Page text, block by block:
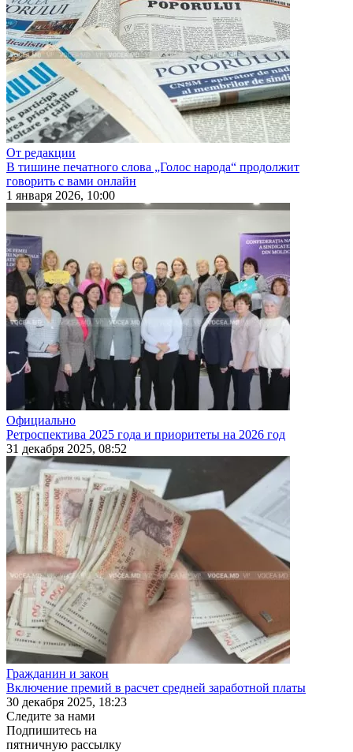
От редакции
В тишине печатного слова „Голос народа“ продолжит
говорить с вами онлайн
1 января 2026, 10:00
Официально
Ретроспектива 2025 года и приоритеты на 2026 год
31 декабря 2025, 08:52
Гражданин и закон
Включение премий в расчет средней заработной платы
30 декабря 2025, 18:23
Следите за нами
Подпишитесь на
пятничную рассылку